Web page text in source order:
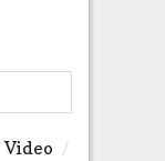
Video